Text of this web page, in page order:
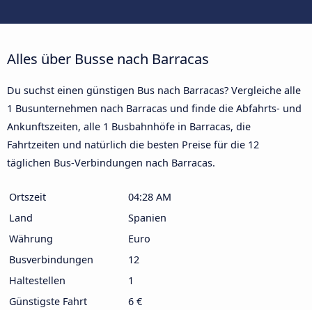
Alles über Busse nach Barracas
Du suchst einen günstigen Bus nach Barracas? Vergleiche alle
1 Busunternehmen nach Barracas und finde die Abfahrts- und
Ankunftszeiten, alle 1 Busbahnhöfe in Barracas, die
Fahrtzeiten und natürlich die besten Preise für die 12
täglichen Bus-Verbindungen nach Barracas.
Ortszeit
04:28 AM
Land
Spanien
Währung
Euro
Busverbindungen
12
Haltestellen
1
Günstigste Fahrt
6 €